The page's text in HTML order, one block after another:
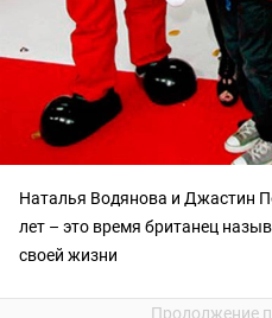
Наталья Водянова и Джастин
лет – это время британец
своей жизни